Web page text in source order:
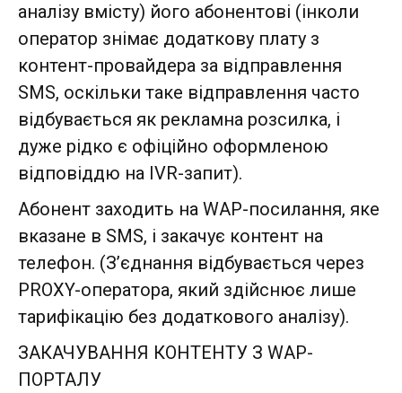
аналізу вмісту) його абонентові (інколи
оператор знімає додаткову плату з
контент-провайдера за відправлення
SMS, оскільки таке відправлення часто
відбувається як рекламна розсилка, і
дуже рідко є офіційно оформленою
відповіддю на IVR-запит).
Абонент заходить на WAP-посилання, яке
вказане в SMS, і закачує контент на
телефон. (З’єднання відбувається через
PROXY-оператора, який здійснює лише
тарифікацію без додаткового аналізу).
ЗАКАЧУВАННЯ КОНТЕНТУ З WAP-
ПОРТАЛУ